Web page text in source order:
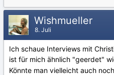
Wishmueller
8. Juli
Ich schaue Interviews mit
ist für mich ähnlich "geerdet"
Könnte man vielleicht auch